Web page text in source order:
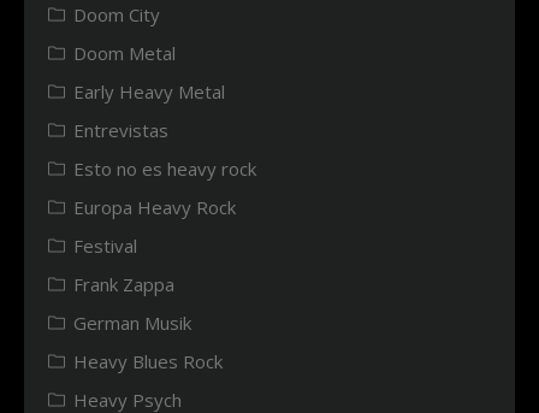
Doom City
Doom Metal
Early Heavy Metal
Entrevistas
Esto no es heavy rock
Europa Heavy Rock
Festival
Frank Zappa
German Musik
Heavy Blues Rock
Heavy Psych